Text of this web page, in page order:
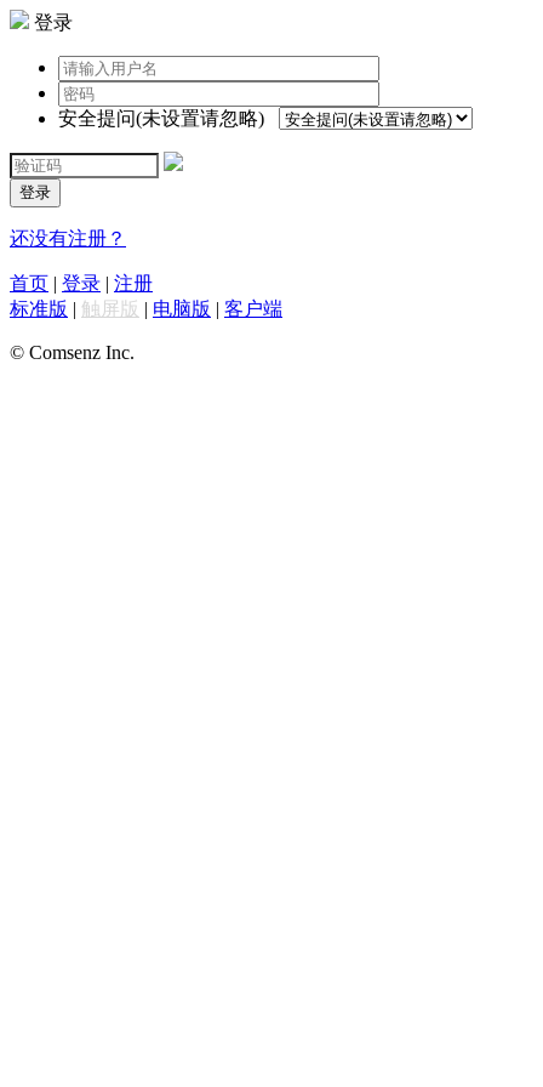
登录
安全提问(未设置请忽略)
登录
还没有注册？
首页 | 登录 | 注册
标准版 | 触屏版 | 电脑版 | 客户端
© Comsenz Inc.